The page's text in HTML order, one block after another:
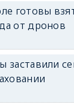
готовы
от дронов
заставили